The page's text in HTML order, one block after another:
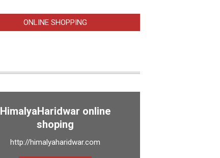
ONLINE SHOPPING
HimalyaHaridwar online
shoping
http://himalyaharidwar.com